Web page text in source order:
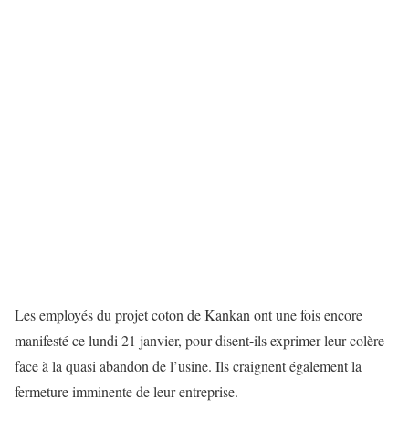
Les employés du projet coton de Kankan ont une fois encore
manifesté ce lundi 21 janvier, pour disent-ils exprimer leur colère
face à la quasi abandon de l’usine. Ils craignent également la
fermeture imminente de leur entreprise.